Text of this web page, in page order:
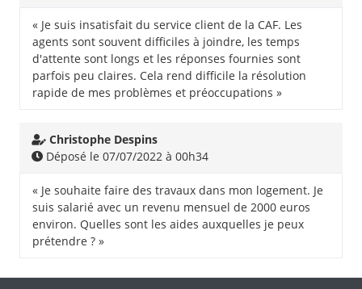
« Je suis insatisfait du service client de la CAF. Les
agents sont souvent difficiles à joindre, les temps
d'attente sont longs et les réponses fournies sont
parfois peu claires. Cela rend difficile la résolution
rapide de mes problèmes et préoccupations »
Christophe Despins
Déposé le 07/07/2022 à 00h34
« Je souhaite faire des travaux dans mon logement. Je
suis salarié avec un revenu mensuel de 2000 euros
environ. Quelles sont les aides auxquelles je peux
prétendre ? »